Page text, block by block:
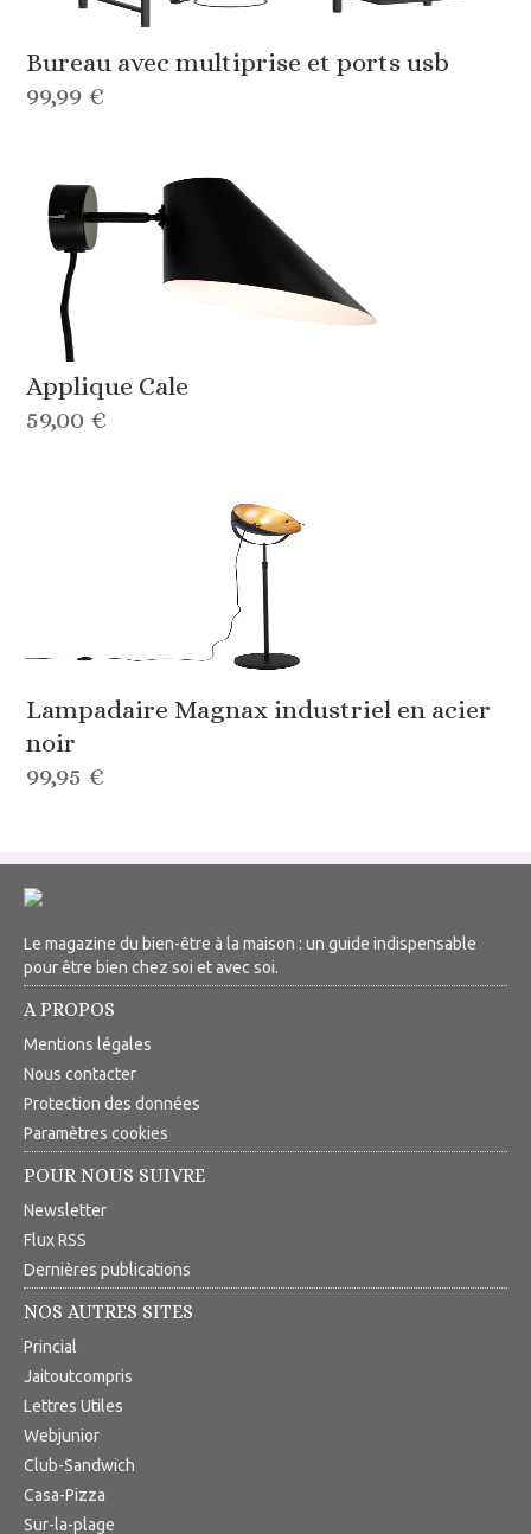
Bureau avec multiprise et ports usb
99,99 €
Applique Cale
59,00 €
Lampadaire Magnax industriel en acier
noir
99,95 €
Le magazine du bien-être à la maison : un guide indispensable
pour être bien chez soi et avec soi.
A PROPOS
Mentions légales
Nous contacter
Protection des données
Paramètres cookies
POUR NOUS SUIVRE
Newsletter
Flux RSS
Dernières publications
NOS AUTRES SITES
Princial
Jaitoutcompris
Lettres Utiles
Webjunior
Club-Sandwich
Casa-Pizza
Sur-la-plage